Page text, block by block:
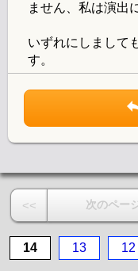
ません、私は演出
いずれにしまして
す。
<< 次のペー
14 13 12